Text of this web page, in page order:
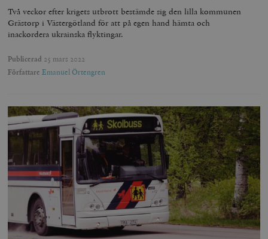
Två veckor efter krigets utbrott bestämde sig den lilla kommunen
Grästorp i Västergötland för att på egen hand hämta och
inackordera ukrainska flyktingar.
Publicerad 25 mars 2022
Författare Emanuel Örtengren